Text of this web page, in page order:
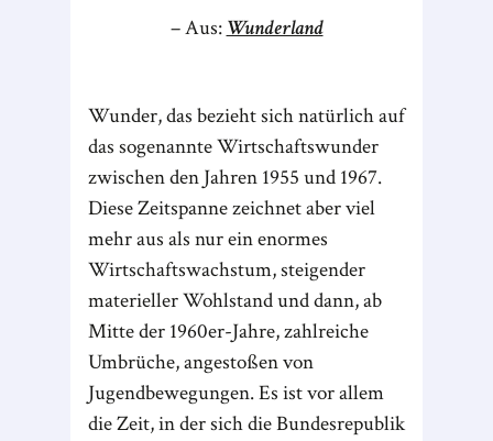
Aus:Wunderland
Wunder, das bezieht sich natürlich auf
das sogenannte Wirtschaftswunder
zwischen den Jahren 1955 und 1967.
Diese Zeitspanne zeichnet aber viel
mehr aus als nur ein enormes
Wirtschaftswachstum, steigender
materieller Wohlstand und dann, ab
Mitte der 1960er-Jahre, zahlreiche
Umbrüche, angestoßen von
Jugendbewegungen. Es ist vor allem
die Zeit, in der sich die Bundesrepublik